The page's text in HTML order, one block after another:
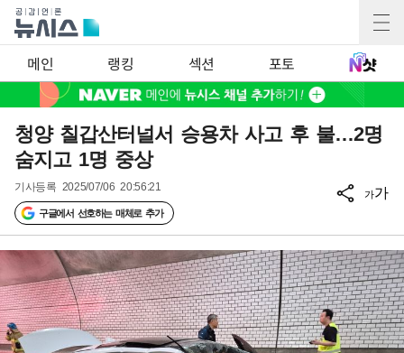
메인 랭킹 섹션 포토
청양 칠갑산터널서 승용차 사고 후 불…2명
숨지고 1명 중상
기사등록 2025/07/06 20:56:21
구글에서 선호하는 매체로 추가
가가